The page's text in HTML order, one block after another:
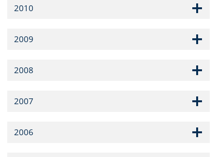
2010
2009
2008
2007
2006